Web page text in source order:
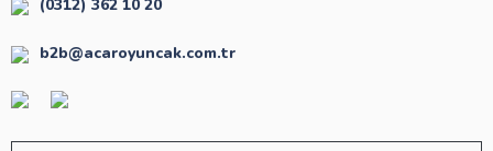
(0312) 362 10 20
b2b@acaroyuncak.com.tr